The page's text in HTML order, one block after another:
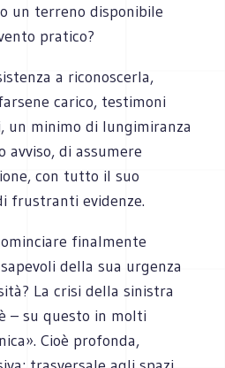
un terreno disponibile
pratico?
a riconoscerla,
carico, testimoni
un minimo di lungimiranza
avviso, di assumere
con tutto il suo
frustranti evidenze.
finalmente
della sua urgenza
La crisi della sinistra
– su questo in molti
Cioè profonda,